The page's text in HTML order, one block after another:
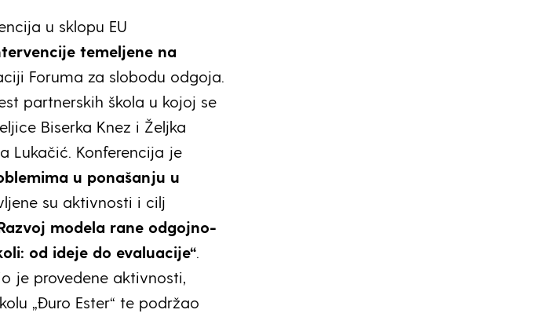
u sklopu EU
temeljene na
Foruma za slobodu odgoja.
partnerskih škola u kojoj se
Biserka Knez i Željka
Lukačić. Konferencija je
u ponašanju u
su aktivnosti i cilj
modela rane odgojno-
od ideje do evaluacije“.
je provedene aktivnosti,
„Đuro Ester“ te podržao